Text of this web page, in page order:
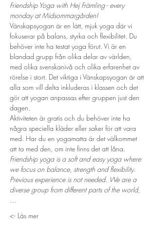
Friendship Yoga with Hej Främling - every
monday at Midsommargården!
Vänskapsyogan är en lätt, mjuk yoga där vi
fokuserar på balans, styrka och flexibilitet. Du
behöver inte ha testat yoga förut. Vi är en
blandad grupp från olika delar av världen,
med olika svenskanivå och olika erfarenhet av
rörelse i stort. Det viktiga i Vänskapsyogan är att
alla som vill delta inkluderas i klassen och det
gör att yogan anpassas efter gruppen just den
dagen.
Aktiviteten är gratis och du behöver inte ha
några speciella kläder eller saker för att vara
med. Har du en yogamatta är det välkommet
att ta med den, om inte finns det att låna.
Friendship yoga is a soft and easy yoga where
we focus on balance, strength and flexibility.
Previous experience is not needed. We are a
diverse group from different parts of the world,
…
Läs mer ->